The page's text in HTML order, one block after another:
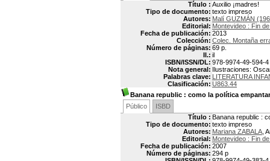
Título : Auxilio ¡madres!
Tipo de documento: texto impreso
Autores: Malí GUZMÁN
Editorial: Montevideo : Fin
Fecha de publicación: 2013
Colección: Colec. Montaña
Número de páginas: 69 p.
Il.: il
ISBN/ISSN/DL: 978-9974-49-594-4
Nota general: Ilustraciones:
Palabras clave: LITERATURA
Clasificación: U863.44
Banana republic : como la política
Público
ISBD
Título : Banana republic :
Tipo de documento: texto impreso
Autores: Mariana ZABALA ,
Editorial: Montevideo : Fin
Fecha de publicación: 2007
Número de páginas: 294 p